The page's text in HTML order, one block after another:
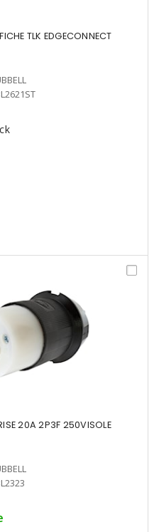
TLK EDGECONNECT
20A 2P3F 250VISOLE